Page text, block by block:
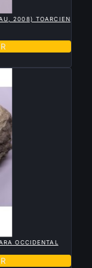
2008) TOARCIEN
OCCIDENTAL